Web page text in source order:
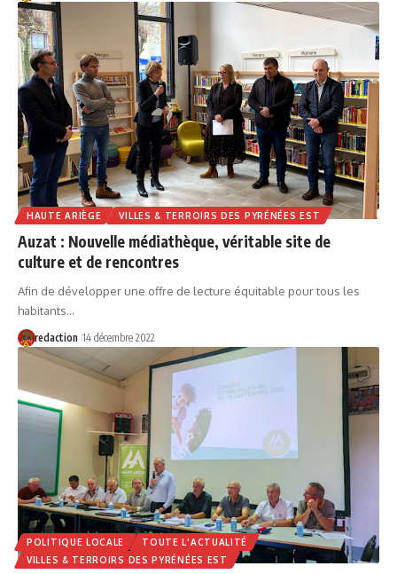
HAUTE ARIÈGE VILLES & TERROIRS DES PYRÉNÉES EST
Auzat : Nouvelle médiathèque, véritable site de
culture et de rencontres
Afin de développer une offre de lecture équitable pour tous les
habitants…
redaction 14 décembre 2022
POLITIQUE LOCALE
TOUTE L'ACTUALITÉ
VILLES & TERROIRS DES PYRÉNÉES EST